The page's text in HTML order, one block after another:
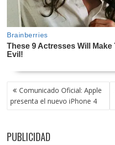
NAVEGACIÓN
DE
ENTRADAS
Comunicado Oficial: Apple
presenta el nuevo iPhone 4
PUBLICIDAD